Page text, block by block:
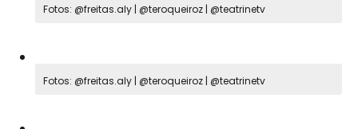
Fotos: @freitas.aly | @teroqueiroz | @teatrinetv
Fotos: @freitas.aly | @teroqueiroz | @teatrinetv